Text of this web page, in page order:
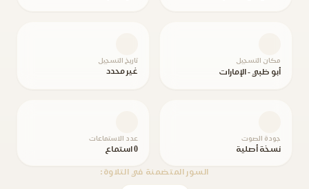
مكان التسجيل
أبو ظبي - الإمارات
تاريخ التسجيل
غير محدد
جودة الصوت
نسخة أصلية
عدد الاستماعات
0 استماع
السور المتضمنة في التلاوة: